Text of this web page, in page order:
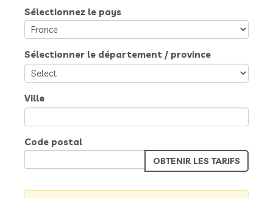
Sélectionnez le pays
Sélectionner le département / province
Ville
Code postal